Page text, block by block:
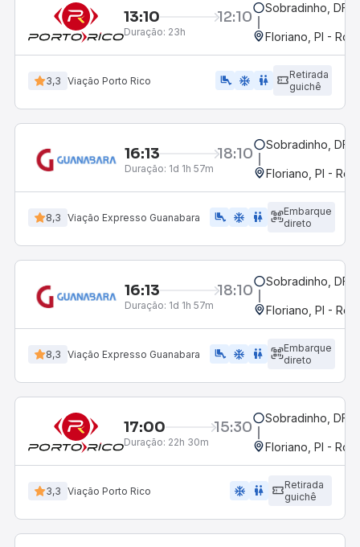
13:10 12:10
Duração: 23h
Sobradinho, DF
Floriano, PI -
3,3 Viação Porto Rico airline_seat_legroom_extra ac_unit wc
Retirada
guichê
16:13 18:10
Duração: 1d 1h 57m
Sobradinho, DF
Floriano, PI -
8,3 Viação Expresso Guanabara airline_seat_legroom_extra ac_unit WC
Embarque
direto
16:13 18:10
Duração: 1d 1h 57m
Sobradinho, DF
Floriano, PI -
8,3 Viação Expresso Guanabara airline_seat_legroom_extra ac_unit WC
Embarque
direto
17:00 15:30
Duração: 22h 30m
Sobradinho, DF
Floriano, PI -
3,3 Viação Porto Rico ac_unit wc
Retirada
guichê